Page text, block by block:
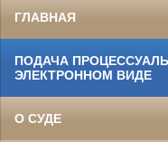
ГЛАВНАЯ
ПОДАЧА
ЭЛЕКТРОННОМ ВИДЕ
О СУДЕ